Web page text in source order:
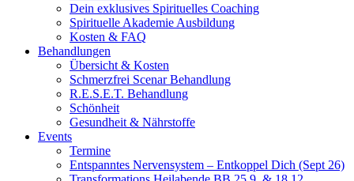
Dein exklusives Spirituelles Coaching
Spirituelle Akademie Ausbildung
Kosten & FAQ
Behandlungen
Übersicht & Kosten
Schmerzfrei Scenar Behandlung
R.E.S.E.T. Behandlung
Schönheit
Gesundheit & Nährstoffe
Events
Termine
Entspanntes Nervensystem – Entkoppel Dich (Sept 26)